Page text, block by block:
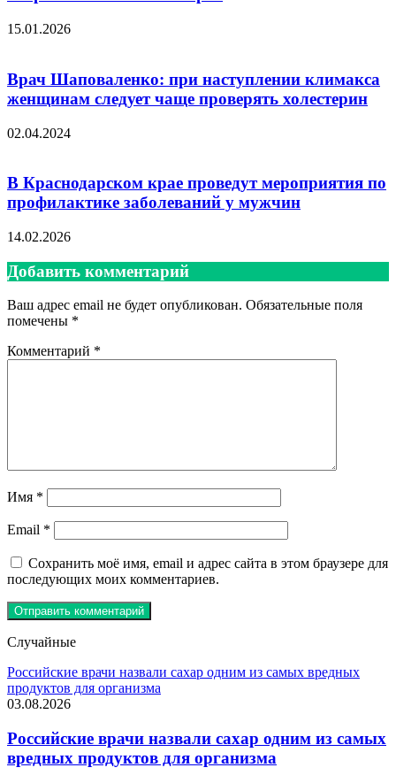
15.01.2026
Врач Шаповаленко: при наступлении климакса
женщинам следует чаще проверять холестерин
02.04.2024
В Краснодарском крае проведут мероприятия по
профилактике заболеваний у мужчин
14.02.2026
Добавить комментарий
Ваш адрес email не будет опубликован. Обязательные поля
помечены *
Комментарий *
Имя *
Email *
Сохранить моё имя, email и адрес сайта в этом браузере для
последующих моих комментариев.
Случайные
Российские врачи назвали сахар одним из самых вредных
продуктов для организма
03.08.2026
Российские врачи назвали сахар одним из самых
вредных продуктов для организма